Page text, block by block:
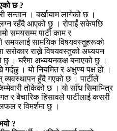
छ ?
सन्तान । बर्खायाम लागेको छ ।
रहँदै आएको छु । रोपाईं सकेपछि
समयसम्म पार्टी काम र
समयलाई सामयिक विषयवस्तुहरूको
सरोकार राख्ने विषयवस्तुको अध्ययन
छु । घरैमा अध्ययनकक्ष बनाएको छु ।
गर्दछु । यो नियमित र अक्षुण्य पक्ष हो ।
व्यवस्थापन हुँदै गएको छ । पार्टीले
तोकेको छ । यो साँध सिमाभित्र
र बैचारिक हिसावले पार्टीलाई कसरी
र विमर्शमा छु ।
?